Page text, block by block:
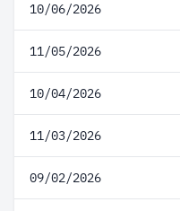
10/06/2026
11/05/2026
10/04/2026
11/03/2026
09/02/2026